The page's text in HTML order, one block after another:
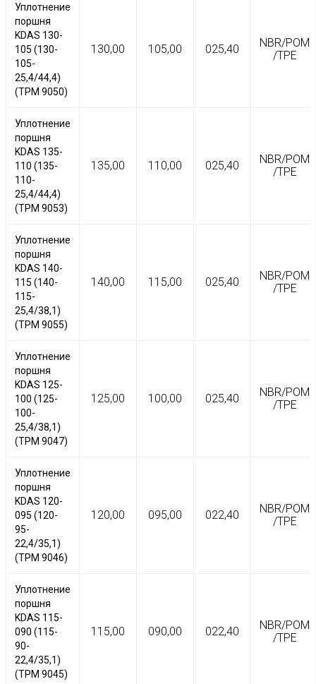
Уплотнение
поршня
KDAS 130-
105 (130-
105-
25,4/44,4)
(TPM 9050)
130,00 105,00 025,40
NBR/POM
/TPE
Уплотнение
поршня
KDAS 135-
110 (135-
110-
25,4/44,4)
(TPM 9053)
135,00 110,00 025,40
NBR/POM
/TPE
Уплотнение
поршня
KDAS 140-
115 (140-
115-
25,4/38,1)
(TPM 9055)
140,00 115,00 025,40
NBR/POM
/TPE
Уплотнение
поршня
KDAS 125-
100 (125-
100-
25,4/38,1)
(TPM 9047)
125,00 100,00 025,40
NBR/POM
/TPE
Уплотнение
поршня
KDAS 120-
095 (120-
95-
22,4/35,1)
(TPM 9046)
120,00 095,00 022,40
NBR/POM
/TPE
Уплотнение
поршня
KDAS 115-
090 (115-
90-
22,4/35,1)
(TPM 9045)
115,00 090,00 022,40
NBR/POM
/TPE